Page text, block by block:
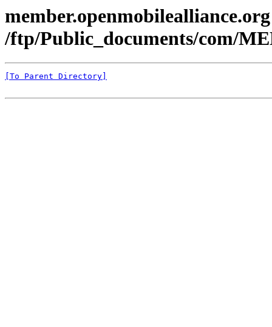
/ftp/Public_documents/com/
[To Parent Directory]